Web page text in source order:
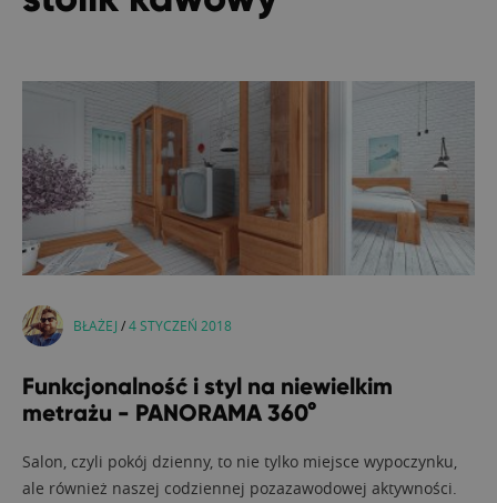
BŁAŻEJ /4 STYCZEŃ 2018
Funkcjonalność i styl na niewielkim
metrażu - PANORAMA 360°
Salon, czyli pokój dzienny, to nie tylko miejsce wypoczynku,
ale również naszej codziennej pozazawodowej aktywności.